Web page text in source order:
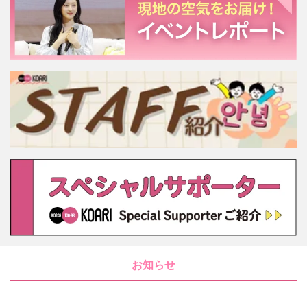
お知らせ